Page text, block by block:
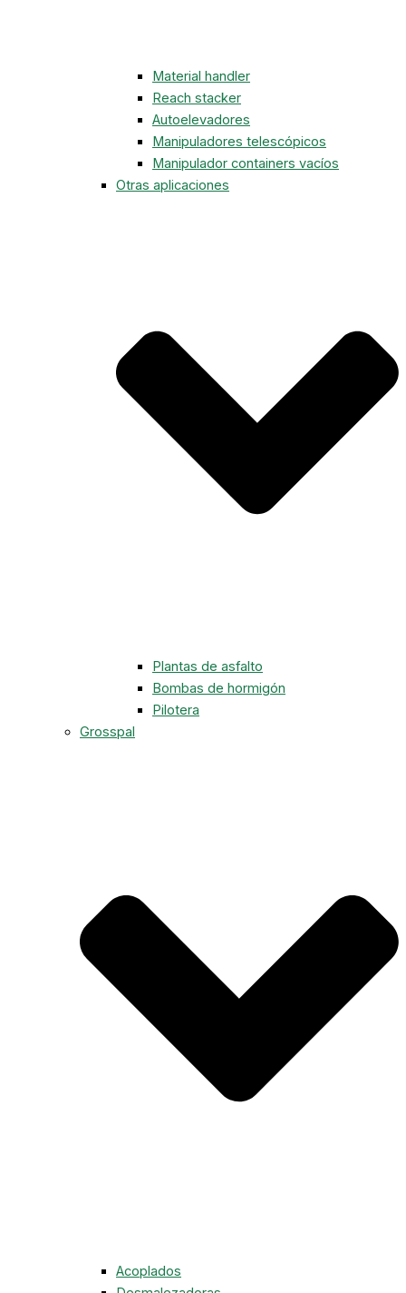
Material handler
Reach stacker
Autoelevadores
Manipuladores telescópicos
Manipulador containers vacíos
Otras aplicaciones
Plantas de asfalto
Bombas de hormigón
Pilotera
Grosspal
Acoplados